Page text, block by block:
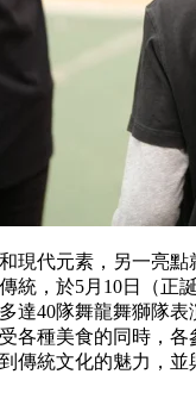
現代元素，另一亮點
統，於5月10日（正
達40隊舞龍舞獅隊
各種美食的同時，各
傳統文化的魅力，並